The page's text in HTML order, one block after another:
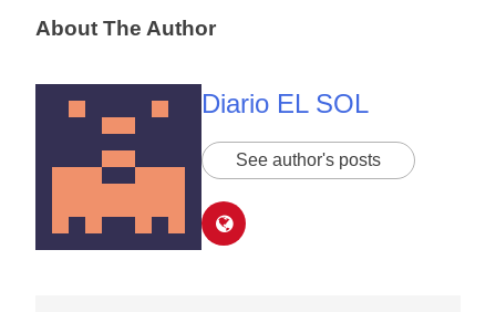
About The Author
Diario EL SOL
See author's posts